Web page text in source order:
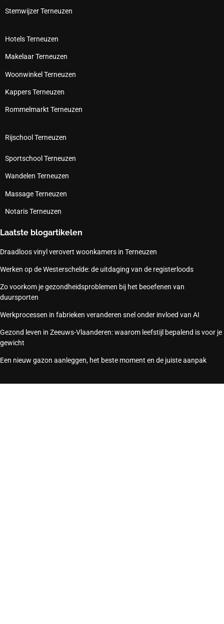
Stemwijzer Terneuzen
Hotels Terneuzen
Makelaar Terneuzen
Woonwinkel Terneuzen
Kappers Terneuzen
Rommelmarkt Terneuzen
Rijschool Terneuzen
Sportschool Terneuzen
Wandelen Terneuzen
Massage Terneuzen
Notaris Terneuzen
Laatste blogartikelen
Draadloos vinyl verovert woonkamers in Terneuzen
Werken op de Westerschelde: de uitdaging van de registerloods
Zo voorkom je gezondheidsproblemen bij het beoefenen van
duursporten
Werkprocessen in fabrieken veranderen snel onder invloed van AI
Gezond leven in Zeeuws-Vlaanderen: waarom leefstijl bepalend is voor je
gewicht
Een nieuw gazon aanleggen, het beste moment en de juiste aanpak